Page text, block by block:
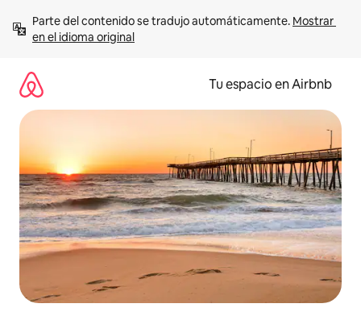
contenido
Parte del contenido se tradujo automáticamente. Mostrar
en el idioma original
Tu espacio en Airbnb